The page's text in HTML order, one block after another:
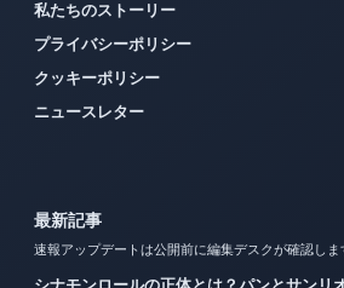
私たちのストーリー
プライバシーポリシー
クッキーポリシー
ニュースレター
最新記事
速報アップデートは公開前に編集デスクが確認しま